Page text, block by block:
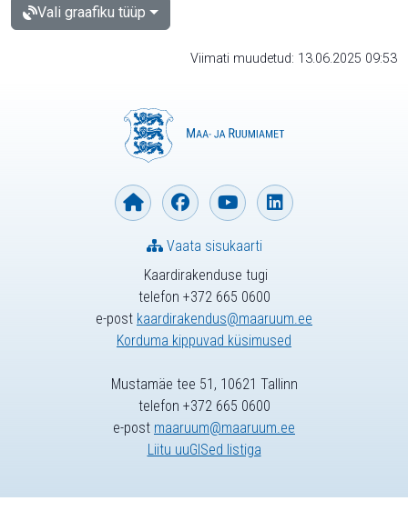
Vali graafiku tüüp
Viimati muudetud: 13.06.2025 09:53
Kaardirakenduse tugi
telefon +372 665 0600
e-post kaardirakendus@maaruum.ee
Korduma kippuvad küsimused
Vaata sisukaarti
Mustamäe tee 51, 10621 Tallinn
telefon +372 665 0600
e-post maaruum@maaruum.ee
Liitu uuGISed listiga